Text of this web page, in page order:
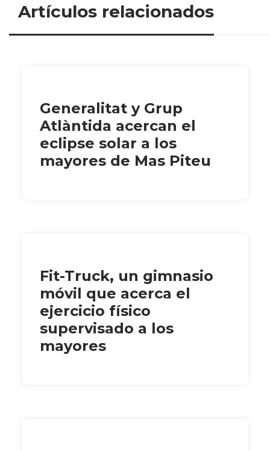
Artículos relacionados
Generalitat y Grup
Atlàntida acercan el
eclipse solar a los
mayores de Mas Piteu
Fit-Truck, un gimnasio
móvil que acerca el
ejercicio físico
supervisado a los
mayores